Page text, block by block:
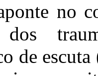
no
dos
de